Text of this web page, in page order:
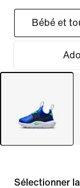
Bébé et
Ado
Sélectionner